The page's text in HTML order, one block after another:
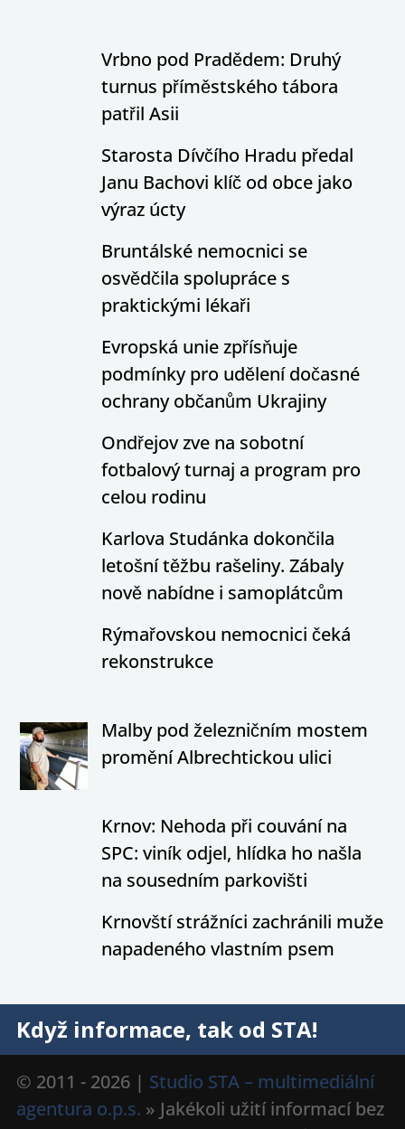
Vrbno pod Pradědem: Druhý
turnus příměstského tábora
patřil Asii
Starosta Dívčího Hradu předal
Janu Bachovi klíč od obce jako
výraz úcty
Bruntálské nemocnici se
osvědčila spolupráce s
praktickými lékaři
Evropská unie zpřísňuje
podmínky pro udělení dočasné
ochrany občanům Ukrajiny
Ondřejov zve na sobotní
fotbalový turnaj a program pro
celou rodinu
Karlova Studánka dokončila
letošní těžbu rašeliny. Zábaly
nově nabídne i samoplátcům
Rýmařovskou nemocnici čeká
rekonstrukce
Malby pod železničním mostem
promění Albrechtickou ulici
Krnov: Nehoda při couvání na
SPC: viník odjel, hlídka ho našla
na sousedním parkovišti
Krnovští strážníci zachránili muže
napadeného vlastním psem
Když informace, tak od STA!
© 2011 - 2026 | Studio STA – multimediální
agentura o.p.s. » Jakékoli užití informací bez